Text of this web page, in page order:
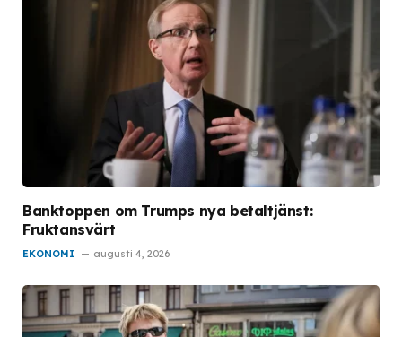
Banktoppen om Trumps nya betaltjänst:
Fruktansvärt
EKONOMI augusti 4, 2026